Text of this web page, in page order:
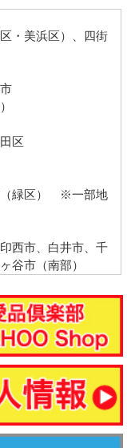
・美浜区）、四街
区
緑区） ※一部地
西市、白井市、千
谷市（南部）